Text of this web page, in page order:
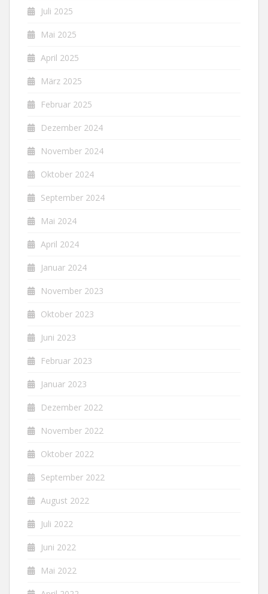
Juli 2025
Mai 2025
April 2025
März 2025
Februar 2025
Dezember 2024
November 2024
Oktober 2024
September 2024
Mai 2024
April 2024
Januar 2024
November 2023
Oktober 2023
Juni 2023
Februar 2023
Januar 2023
Dezember 2022
November 2022
Oktober 2022
September 2022
August 2022
Juli 2022
Juni 2022
Mai 2022